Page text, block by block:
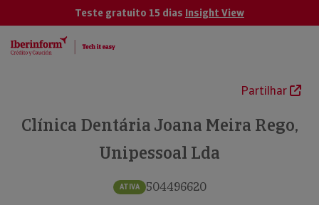
Teste gratuito 15 dias Insight View
Partilhar
Clínica Dentária Joana Meira Rego,
Unipessoal Lda
ATIVA 504496620